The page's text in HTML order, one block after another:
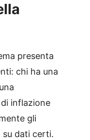
presenta
chi ha una
inflazione
gli
su dati certi.